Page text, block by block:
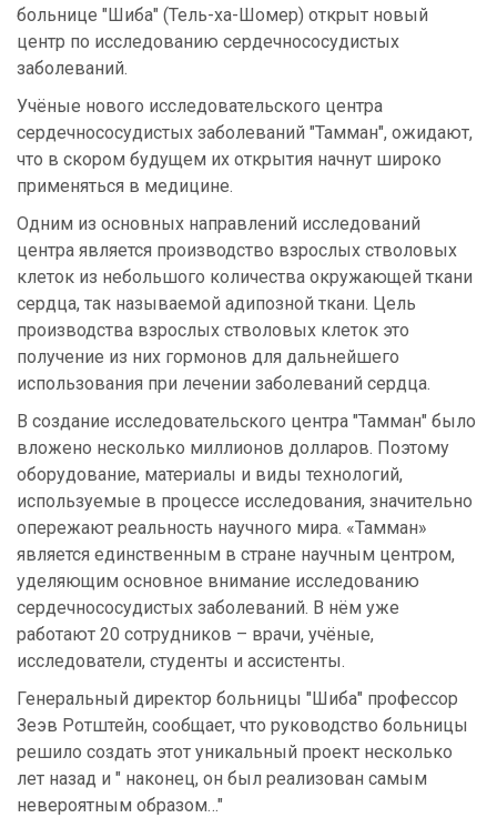
больнице "Шиба" (Тель-ха-Шомер) открыт новый
центр по исследованию сердечнососудистых
заболеваний.
Учёные нового исследовательского центра
сердечнососудистых заболеваний "Тамман", ожидают,
что в скором будущем их открытия начнут широко
применяться в медицине.
Одним из основных направлений исследований
центра является производство взрослых стволовых
клеток из небольшого количества окружающей ткани
сердца, так называемой адипозной ткани. Цель
производства взрослых стволовых клеток это
получение из них гормонов для дальнейшего
использования при лечении заболеваний сердца.
В создание исследовательского центра "Тамман" было
вложено несколько миллионов долларов. Поэтому
оборудование, материалы и виды технологий,
используемые в процессе исследования, значительно
опережают реальность научного мира. «Тамман»
является единственным в стране научным центром,
уделяющим основное внимание исследованию
сердечнососудистых заболеваний. В нём уже
работают 20 сотрудников – врачи, учёные,
исследователи, студенты и ассистенты.
Генеральный директор больницы "Шиба" профессор
Зеэв Ротштейн, сообщает, что руководство больницы
решило создать этот уникальный проект несколько
лет назад и " наконец, он был реализован самым
невероятным образом…"